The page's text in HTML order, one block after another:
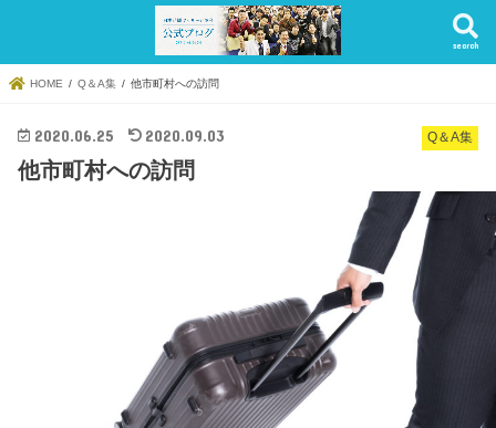
search
HOME Q＆A集 他市町村への訪問
Q＆A集
2020.06.25 2020.09.03
他市町村への訪問